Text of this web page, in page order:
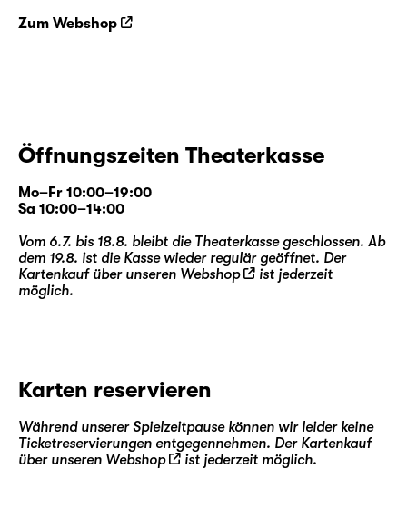
Zum Webshop
Öffnungszeiten Theaterkasse
Mo–Fr 10:00–19:00
Sa 10:00–14:00
Vom 6.7. bis 18.8. bleibt die Theaterkasse geschlossen. Ab
dem 19.8. ist die Kasse wieder regulär geöffnet. Der
Kartenkauf über unseren Webshop
ist jederzeit
möglich.
Karten reservieren
Während unserer Spielzeitpause können wir leider keine
Ticketreservierungen entgegennehmen. Der Kartenkauf
über unseren Webshop ist jederzeit möglich.